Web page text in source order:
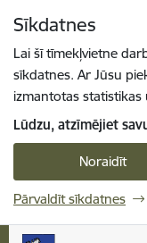
Sīkdatnes
Lai šī tīmekļvietne
sīkdatnes. Ar Jūsu
izmantotas
Lūdzu, atzīmējiet
Noraidīt
Pārvaldīt sīkdatnes